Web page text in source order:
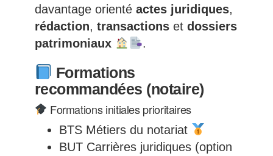
davantage orienté actes juridiques,
rédaction, transactionset dossiers
patrimoniaux
.
Formations
recommandées (notaire)
Formations initiales prioritaires
BTS Métiers du notariat
BUT Carrières juridiques (option